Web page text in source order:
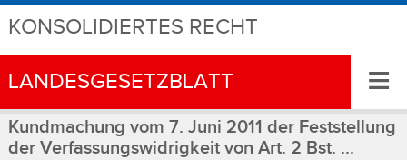
KONSOLIDIERTES RECHT
LANDESGESETZBLATT ≡
Kundmachung vom 7. Juni 2011 der Feststellung
der Verfassungswidrigkeit von Art. 2 Bst. ...